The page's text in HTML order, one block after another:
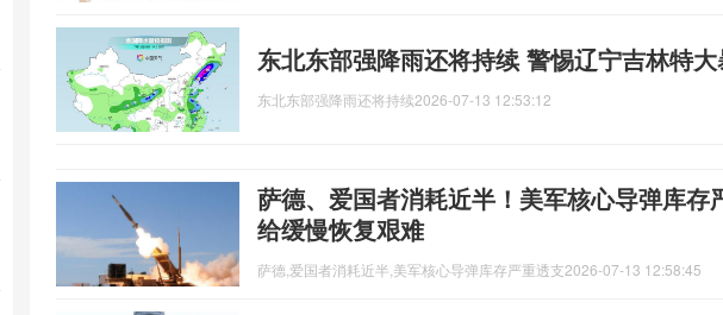
东北东部强降雨还将持续 警惕辽宁吉林特
东北东部强降雨还将持续2026-07-13 12:53:12
萨德、爱国者消耗近半！美军核心导弹库存
给缓慢恢复艰难
萨德,爱国者消耗近半,美军核心导弹库存严重透支2026-07-13 12:58:45